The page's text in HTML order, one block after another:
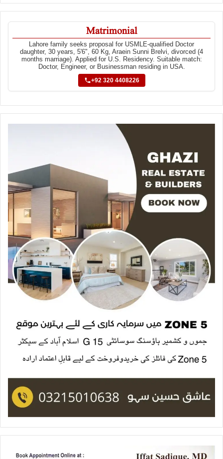
Matrimonial
Lahore family seeks proposal for USMLE-qualified Doctor
daughter, 30 years, 5'6", 60 Kg, Araein Sunni Brelvi, divorced (4
months marriage). Applied for U.S. Residency. Suitable match:
Doctor, Engineer, or Businessman residing in USA.
+92 320 4408226